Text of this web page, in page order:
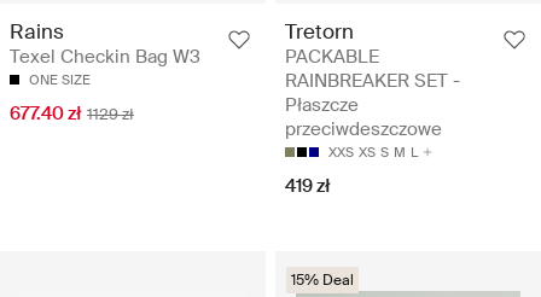
Rains
Texel Checkin Bag W3
ONE SIZE
677.40 zł 1129 zł
Tretorn
PACKABLE
RAINBREAKER SET -
Płaszcze
przeciwdeszczowe
XXS XS S M L
419 zł
15% Deal